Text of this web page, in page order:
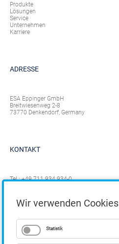
Produkte
Lösungen
Service
Unternehmen
Karriere
ADRESSE
ESA Eppinger GmbH
Breitwiesenweg 2-8
73770 Denkendorf, Germany
KONTAKT
Tel.:+49 711 934 934-0
Wir verwenden Cookies
Statistik